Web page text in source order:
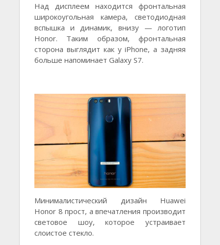
Над дисплеем находится фронтальная
широкоугольная камера, светодиодная
вспышка и динамик, внизу — логотип
Honor. Таким образом, фронтальная
сторона выглядит как у iPhone, а задняя
больше напоминает Galaxy S7.
Минималистический дизайн Huawei
Honor 8 прост, а впечатления производит
световое шоу, которое устраивает
слоистое стекло.